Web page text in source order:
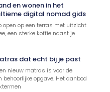
en wonen in het
digital nomad gids
open op een terras met uitzicht
een sterke koffie naast je
dat echt bij je past
nieuw matras is voor de
behoorlijke opgave. Het aanbod